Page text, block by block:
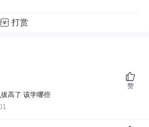
打赏
高了 该学哪些
赞